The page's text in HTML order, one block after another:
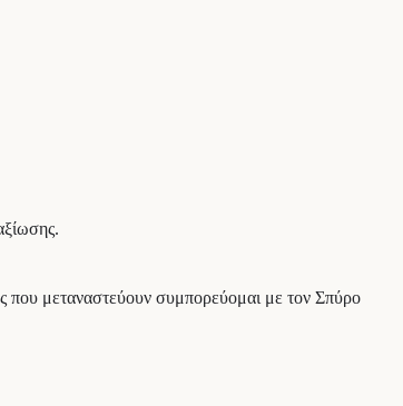
που μεταναστεύουν συμπορεύομαι με τον Σπύρο